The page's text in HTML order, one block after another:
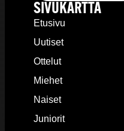
SIVUKARTTA
Etusivu
Uutiset
Ottelut
Miehet
Naiset
Juniorit